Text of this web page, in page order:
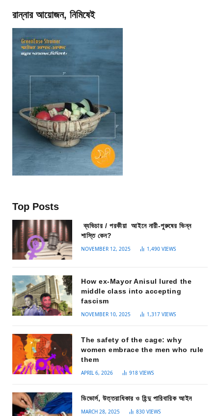
রান্নার আয়োজন, নিমিষেই
Top Posts
ব্যভিচার / পরকীয়া আইনে নারী-পুরুষের ভিন্ন
শাস্তি কেন?
NOVEMBER 12, 2025 1,490 VIEWS
How ex-Mayor Anisul lured the
middle class into accepting
fascism
NOVEMBER 10, 2025 1,317 VIEWS
The safety of the cage: why
women embrace the men who rule
them
APRIL 6, 2026 918 VIEWS
ডিভোর্স, উত্তরাধিকার ও হিন্দু পারিবারিক আইন
MARCH 28, 2025 830 VIEWS